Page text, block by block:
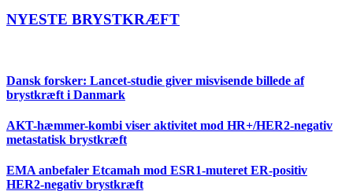
NYESTE BRYSTKRÆFT
Dansk forsker: Lancet-studie giver misvisende billede af
brystkræft i Danmark
AKT-hæmmer-kombi viser aktivitet mod HR+/HER2-negativ
metastatisk brystkræft
EMA anbefaler Etcamah mod ESR1-muteret ER-positiv
HER2-negativ brystkræft